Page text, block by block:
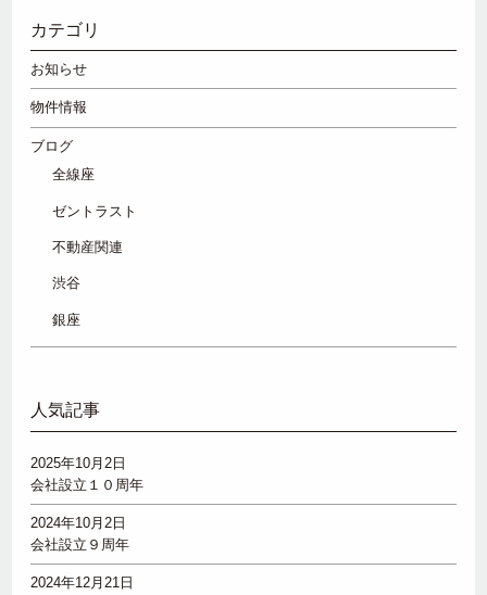
カテゴリ
お知らせ
物件情報
ブログ
全線座
ゼントラスト
不動産関連
渋谷
銀座
人気記事
2025年10月2日
会社設立１０周年
2024年10月2日
会社設立９周年
2024年12月21日